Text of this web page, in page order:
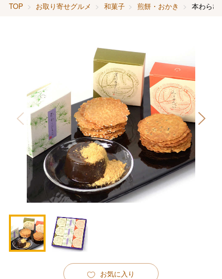
TOP お取り寄せグルメ 和菓子 煎餅・おかき 本わらび
お気に入り